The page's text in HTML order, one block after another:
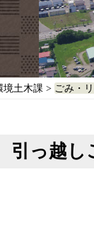
境土木課 > ごみ・
引っ越し